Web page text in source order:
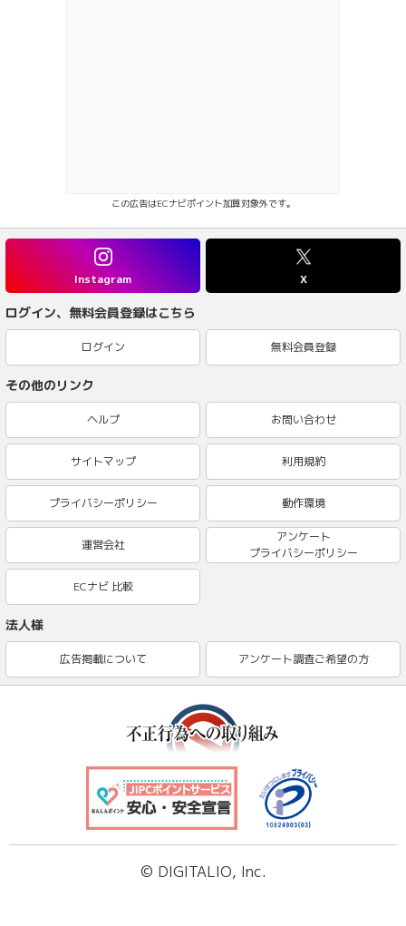
この広告はECナビポイント加算対象外です。
Instagram X
ログイン、無料会員登録はこちら
ログイン 無料会員登録
その他のリンク
ヘルプ お問い合わせ
サイトマップ 利用規約
プライバシーポリシー 動作環境
運営会社
アンケート
プライバシーポリシー
ECナビ 比較
法人様
広告掲載について アンケート調査ご希望の方
© DIGITALIO, Inc.